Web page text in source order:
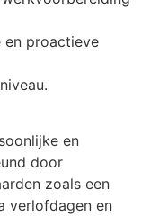
en proactieve
en
door
zoals een
verlofdagen en